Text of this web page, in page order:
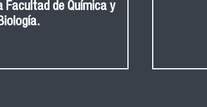
Facultad de Química y